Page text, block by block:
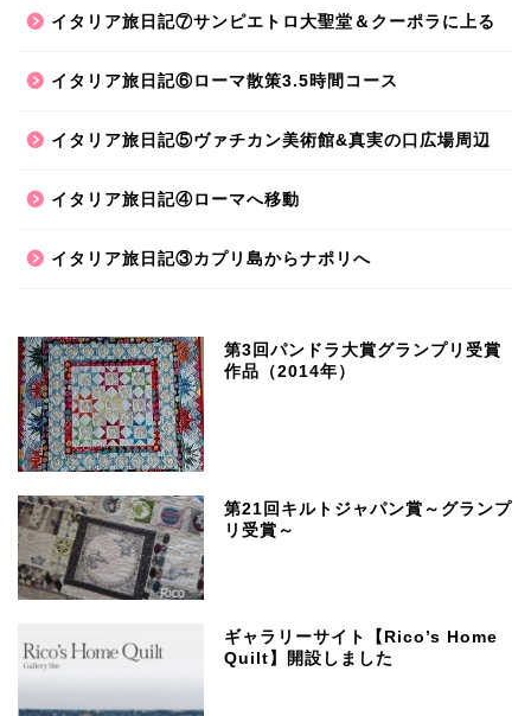
イタリア旅日記⑦サンピエトロ大聖堂＆クーポラに上る
イタリア旅日記⑥ローマ散策3.5時間コース
イタリア旅日記⑤ヴァチカン美術館&真実の口広場周辺
イタリア旅日記④ローマへ移動
イタリア旅日記③カプリ島からナポリへ
第3回パンドラ大賞グランプリ受賞
作品（2014年）
第21回キルトジャパン賞～グランプ
リ受賞～
ギャラリーサイト【Rico’s Home
Quilt】開設しました